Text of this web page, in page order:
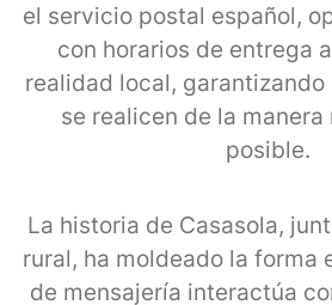
el servicio postal español,
con horarios de entrega
realidad local, garantizando
se realicen de la
posible.
La historia de Casasola,
rural, ha moldeado la forma
de mensajería interactúa